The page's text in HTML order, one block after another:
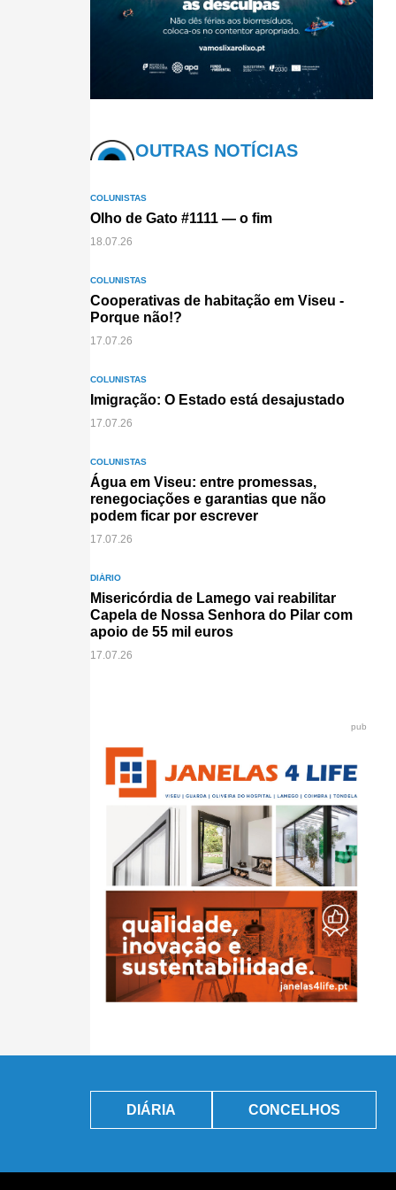
OUTRAS NOTÍCIAS
COLUNISTAS
Olho de Gato #1111 — o fim
18.07.26
COLUNISTAS
Cooperativas de habitação em Viseu -
Porque não!?
17.07.26
COLUNISTAS
Imigração: O Estado está desajustado
17.07.26
COLUNISTAS
Água em Viseu: entre promessas,
renegociações e garantias que não
podem ficar por escrever
17.07.26
DIÁRIO
Misericórdia de Lamego vai reabilitar
Capela de Nossa Senhora do Pilar com
apoio de 55 mil euros
17.07.26
pub
DIÁRIA CONCELHOS